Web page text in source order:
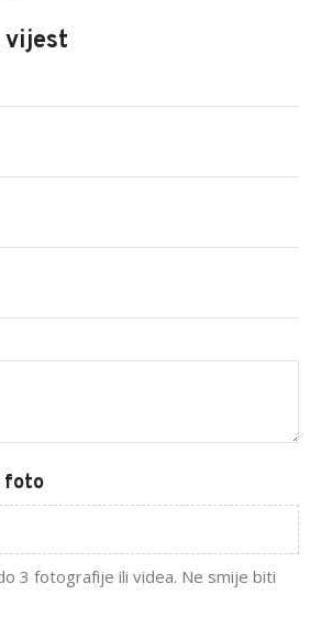
vijest
foto
3 fotografije ili videa. Ne smije biti